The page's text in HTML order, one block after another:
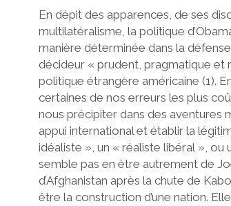
En dépit des apparences, de ses
multilatéralisme, la politique
manière déterminée dans la
décideur « prudent, pragmatique et
politique étrangère américaine (1).
certaines de nos erreurs les plus
nous précipiter dans des aventures
appui international et établir la
idéaliste », un « réaliste libéral »,
semble pas en être autrement de
d’Afghanistan après la chute de
être la construction d’une nation.